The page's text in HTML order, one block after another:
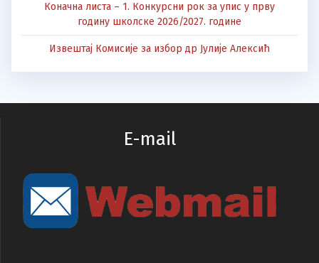
Коначна листа – 1. Конкурсни рок за упис у прву
годину школске 2026/2027. године
Извештај Комисије за избор др Јулије Алексић
E-mail